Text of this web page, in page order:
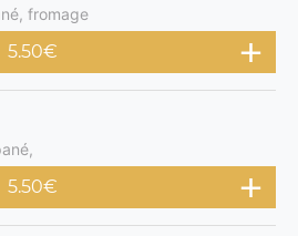
fromage
5.50€
5.50€